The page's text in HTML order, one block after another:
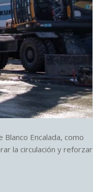
Encalada, como
la circulación y reforzar